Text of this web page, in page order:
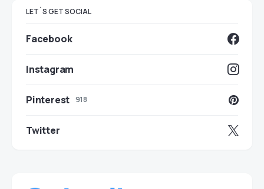
LET`S GET SOCIAL
Facebook
Instagram
Pinterest 918
Twitter